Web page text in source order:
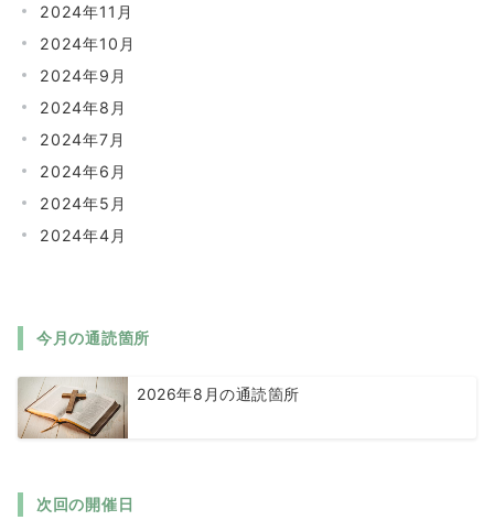
2024年11月
2024年10月
2024年9月
2024年8月
2024年7月
2024年6月
2024年5月
2024年4月
今月の通読箇所
2026年8月の通読箇所
次回の開催日